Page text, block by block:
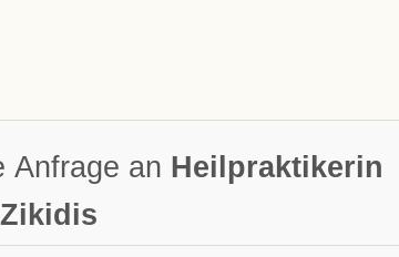
Anfrage an Heilpraktikerin